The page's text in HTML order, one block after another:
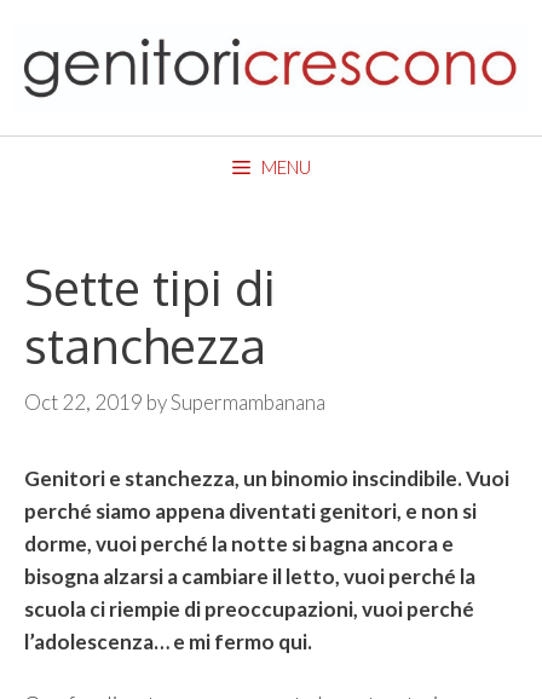
content
MENU
Sette tipi di
stanchezza
Oct 22, 2019 bySupermambanana
Genitori e stanchezza, un binomio inscindibile. Vuoi
perché siamo appena diventati genitori, e non si
dorme, vuoi perché la notte si bagna ancora e
bisogna alzarsi a cambiare il letto, vuoi perché la
scuola ci riempie di preoccupazioni, vuoi perché
l’adolescenza… e mi fermo qui.